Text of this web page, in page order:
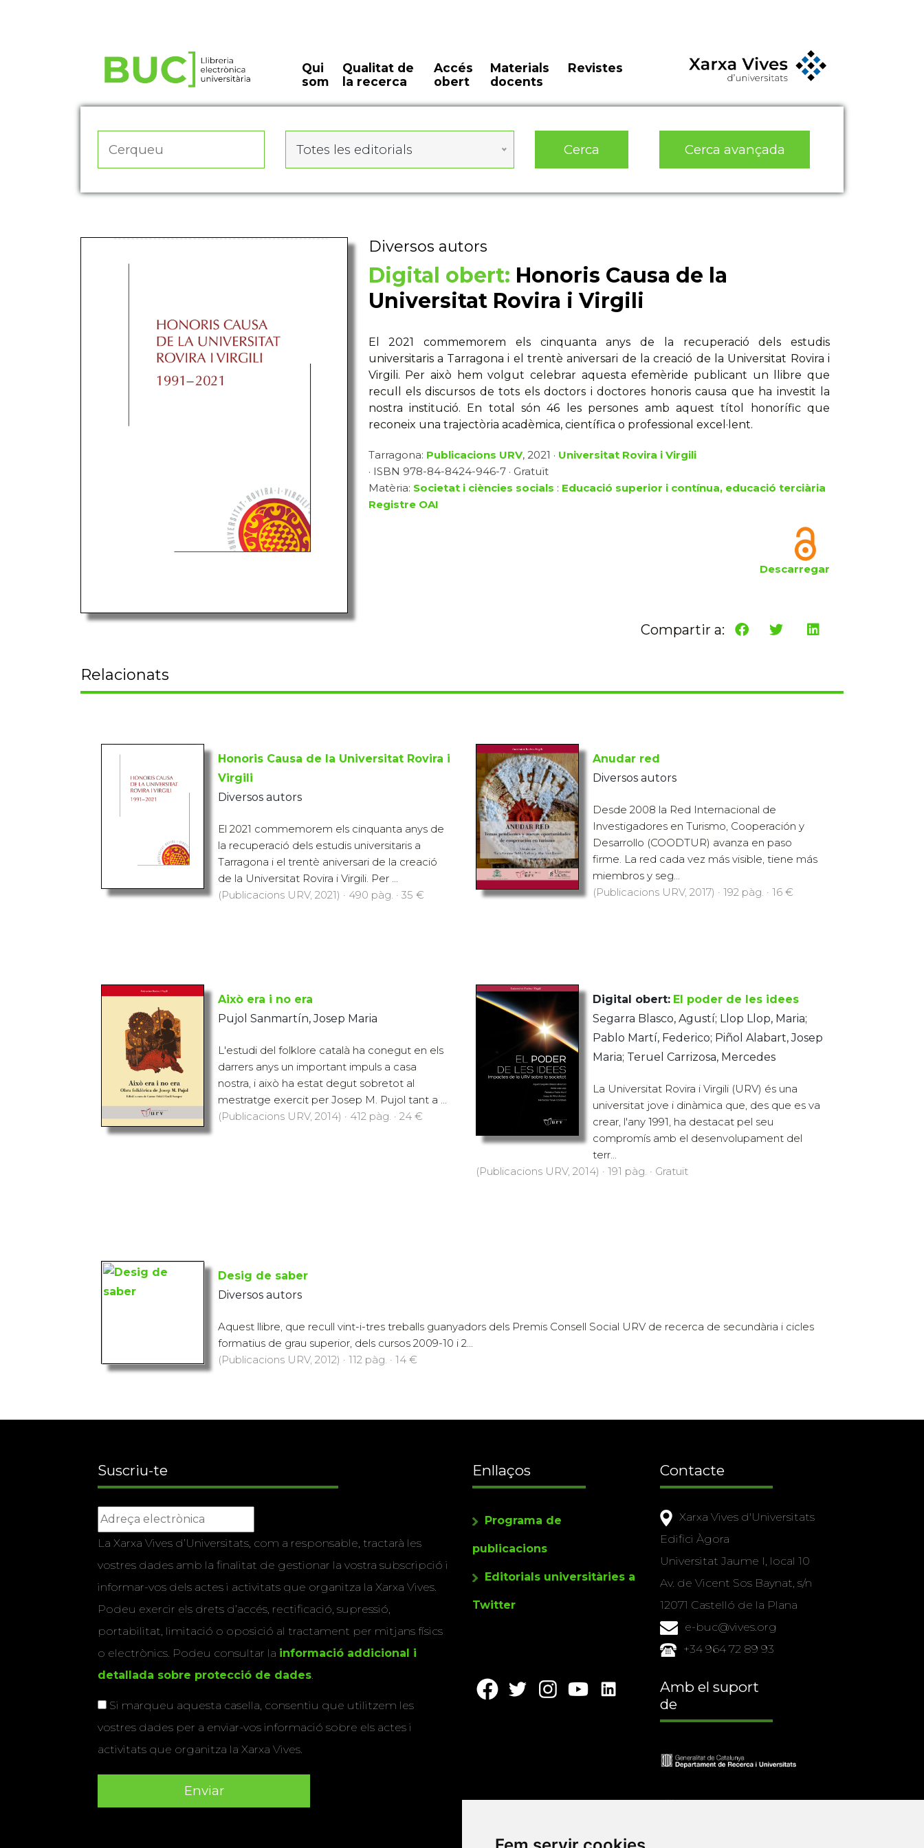
Qui
som
Qualitat de
la recerca
Accés
obert
Materials
docents
Revistes
Totes les editorials Cerca Cerca avançada
Diversos autors
Digital obert: Honoris Causa de la
Universitat Rovira i Virgili
El 2021 commemorem els cinquanta anys de la recuperació dels estudis
universitaris a Tarragona i el trentè aniversari de la creació de la Universitat Rovira i
Virgili. Per això hem volgut celebrar aquesta efemèride publicant un llibre que
recull els discursos de tots els doctors i doctores honoris causa que ha investit la
nostra institució. En total són 46 les persones amb aquest títol honorífic que
reconeix una trajectòria acadèmica, científica o professional excel·lent.
Tarragona: Publicacions URV, 2021 · Universitat Rovira i Virgili
· ISBN 978-84-8424-946-7 · Gratuït
Matèria: Societat i ciències socials : Educació superior i contínua, educació terciària
Registre OAI
Descarregar
Compartir a:
Relacionats
Honoris Causa de la Universitat Rovira i
Virgili
Diversos autors
El 2021 commemorem els cinquanta anys de
la recuperació dels estudis universitaris a
Tarragona i el trentè aniversari de la creació
de la Universitat Rovira i Virgili. Per ...
(Publicacions URV, 2021) · 490 pàg. · 35 €
Anudar red
Diversos autors
Desde 2008 la Red Internacional de
Investigadores en Turismo, Cooperación y
Desarrollo (COODTUR) avanza en paso
firme. La red cada vez más visible, tiene más
miembros y seg...
(Publicacions URV, 2017) · 192 pàg. · 16 €
Això era i no era
Pujol Sanmartín, Josep Maria
L'estudi del folklore català ha conegut en els
darrers anys un important impuls a casa
nostra, i això ha estat degut sobretot al
mestratge exercit per Josep M. Pujol tant a ...
(Publicacions URV, 2014) · 412 pàg. · 24 €
Digital obert: El poder de les idees
Segarra Blasco, Agustí; Llop Llop, Maria;
Pablo Martí, Federico; Piñol Alabart, Josep
Maria; Teruel Carrizosa, Mercedes
La Universitat Rovira i Virgili (URV) és una
universitat jove i dinàmica que, des que es va
crear, l'any 1991, ha destacat pel seu
compromís amb el desenvolupament del
terr...
(Publicacions URV, 2014) · 191 pàg. · Gratuït
Desig de saber
Diversos autors
Aquest llibre, que recull vint-i-tres treballs guanyadors dels Premis Consell Social URV de recerca de secundària i cicles
formatius de grau superior, dels cursos 2009-10 i 2...
(Publicacions URV, 2012) · 112 pàg. · 14 €
Suscriu-te
La Xarxa Vives d’Universitats, com a responsable, tractarà les
vostres dades amb la finalitat de gestionar la vostra subscripció i
informar-vos dels actes i activitats que organitza la Xarxa Vives.
Podeu exercir els drets d’accés, rectificació, supressió,
portabilitat, limitació o oposició al tractament per mitjans físics
o electrònics. Podeu consultar la informació addicional i
detallada sobre protecció de dades.
Si marqueu aquesta casella, consentiu que utilitzem les
vostres dades per a enviar-vos informació sobre els actes i
activitats que organitza la Xarxa Vives.
Enllaços
Programa de
publicacions
Editorials universitàries a
Twitter
Contacte
Xarxa Vives d'Universitats
Edifici Àgora
Universitat Jaume I, local 10
Av. de Vicent Sos Baynat, s/n
12071 Castelló de la Plana
e-buc@vives.org
+34 964 72 89 93
Amb el suport
de